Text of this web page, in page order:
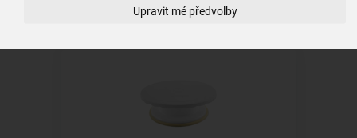
Upravit mé předvolby
Vložit do košíku